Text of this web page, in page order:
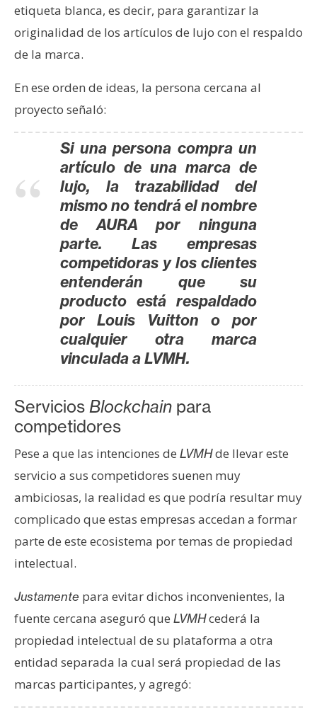
etiqueta blanca, es decir, para garantizar la
originalidad de los artículos de lujo con el respaldo
de la marca.
En ese orden de ideas, la persona cercana al
proyecto señaló:
Si una persona compra un
artículo de una marca de
lujo, la trazabilidad del
mismo no tendrá el nombre
de AURA por ninguna
parte. Las empresas
competidoras y los clientes
entenderán que su
producto está respaldado
por Louis Vuitton o por
cualquier otra marca
vinculada a LVMH.
Servicios Blockchain para
competidores
Pese a que las intenciones de LVMHde llevar este
servicio a sus competidores suenen muy
ambiciosas, la realidad es que podría resultar muy
complicado que estas empresas accedan a formar
parte de este ecosistema por temas de propiedad
intelectual.
Justamente para evitar dichos inconvenientes, la
fuente cercana aseguró que LVMHcederá la
propiedad intelectual de su plataforma a otra
entidad separada la cual será propiedad de las
marcas participantes, y agregó: